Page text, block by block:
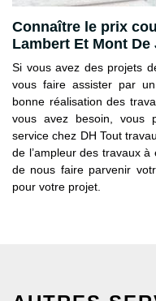
Connaître le prix
Lambert Et Mont De
Si vous avez des projets
vous faire assister par
bonne réalisation des
vous avez besoin, vous
service chez DH Tout
de l’ampleur des travaux à
de nous faire parvenir
pour votre projet.